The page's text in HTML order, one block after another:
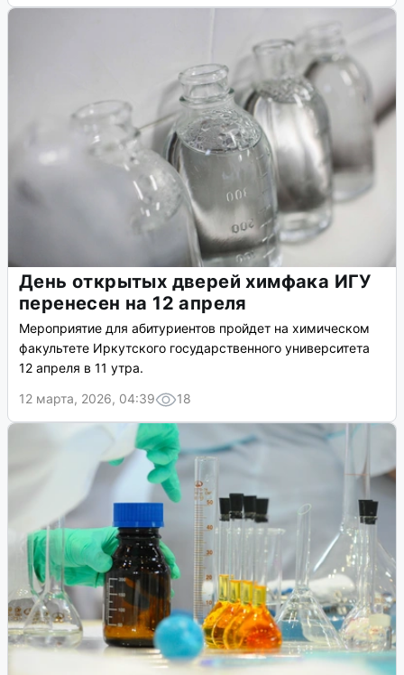
День открытых дверей химфака ИГУ
перенесен на 12 апреля
Мероприятие для абитуриентов пройдет на химическом
факультете Иркутского государственного университета
12 апреля в 11 утра.
12 марта, 2026, 04:39
18